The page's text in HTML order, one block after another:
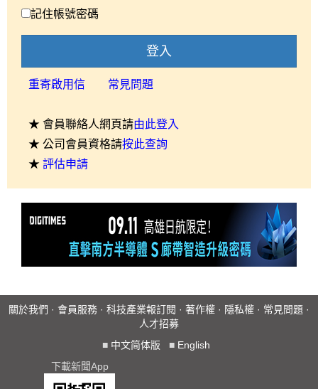
記住帳號密碼
登入
重寄啟用信 常見問題
★ 會員聯絡人網頁請由此登入
★ 公司會員資格請按此查詢
★ 評估申請
關於我們 · 會員服務 · 科技產業報訂閱 · 著作權 · 隱私權 · 常見問題 ·
人才招募
■ 中文简体版 ■ English
下載新聞App